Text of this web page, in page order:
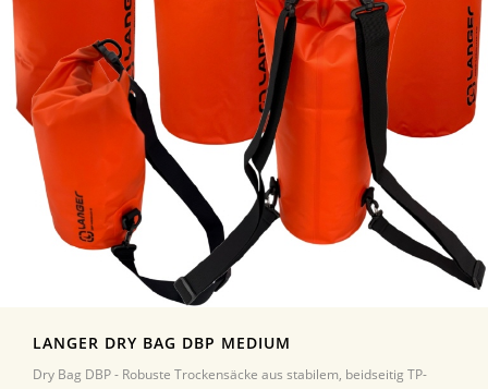
LANGER DRY BAG DBP MEDIUM
Dry Bag DBP - Robuste Trockensäcke aus stabilem, beidseitig TP-